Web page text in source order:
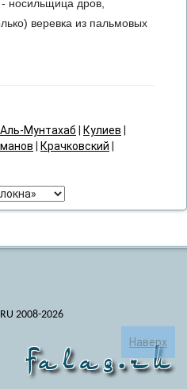
носильщица дров,
веревка из пальмовых
Аль-Мунтахаб Кулиев
Крачковский
Наверх
2008-2026
falaq.ru